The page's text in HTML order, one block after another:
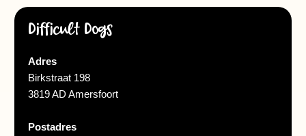
Difficult Dogs
Adres
Birkstraat 198
3819 AD Amersfoort
Postadres